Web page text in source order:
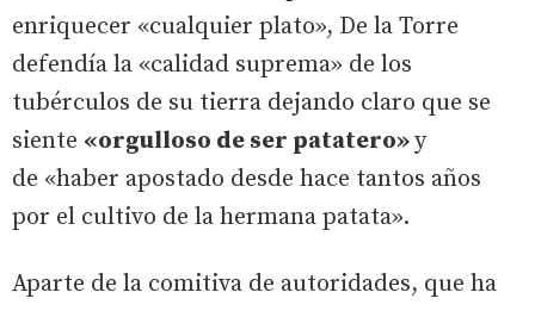
enriquecer «cualquier plato», De la Torre
defendía la «calidad suprema» de los
tubérculos de su tierra dejando claro que se
siente «orgulloso de ser patatero»y
de «haber apostado desde hace tantos años
por el cultivo de la hermana patata».
Aparte de la comitiva de autoridades, que ha